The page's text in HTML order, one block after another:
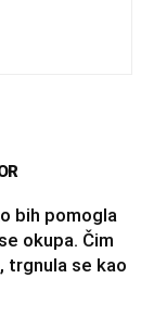
bih pomogla
okupa. Čim
trgnula se kao